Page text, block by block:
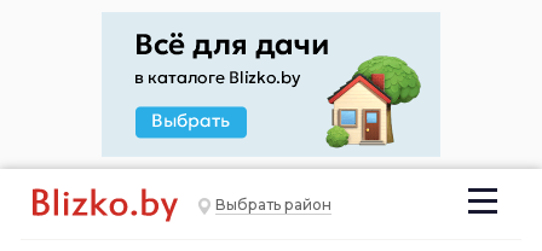
Выбрать район